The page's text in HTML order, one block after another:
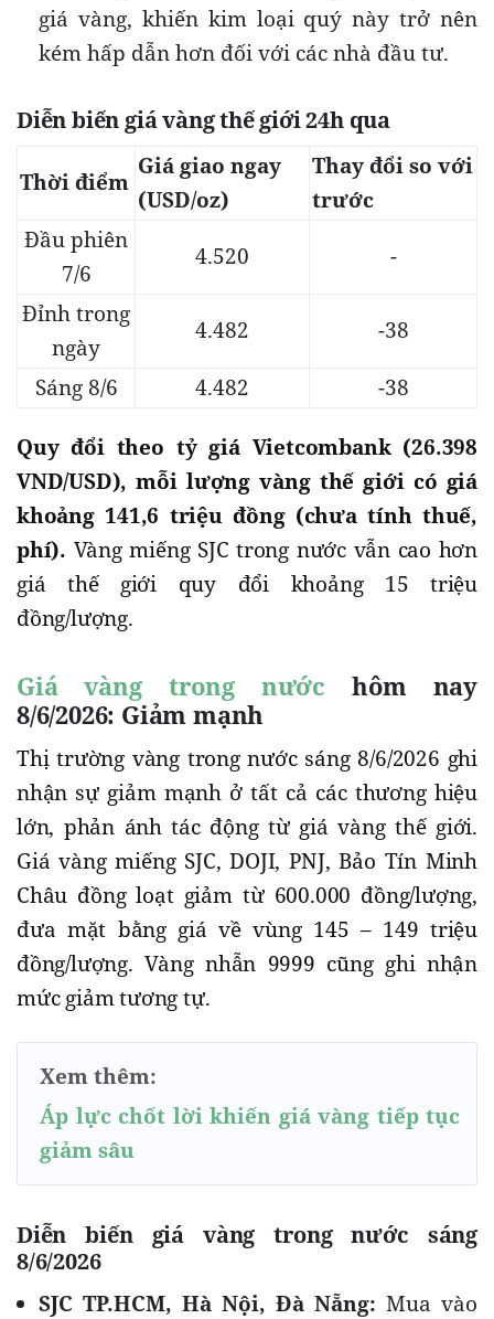
giá vàng, khiến kim loại quý này trở nên
kém hấp dẫn hơn đối với các nhà đầu tư.
Diễn biến giá vàng thế giới 24h qua
Thời điểm
Giá giao ngay
(USD/oz)
Thay đổi so với
trước
Đầu phiên
7/6
4.520
-
Đỉnh trong
ngày
4.482
-38
Sáng 8/6
4.482 -38
Quy đổi theo tỷ giá Vietcombank (26.398
VND/USD), mỗi lượng vàng thế giới có giá
khoảng 141,6 triệu đồng (chưa tính thuế,
phí). Vàng miếng SJC trong nước vẫn cao hơn
giá thế giới quy đổi khoảng 15 triệu
đồng/lượng.
Giá vàng trong nước hôm nay
8/6/2026: Giảm mạnh
Thị trường vàng trong nước sáng 8/6/2026 ghi
nhận sự giảm mạnh ở tất cả các thương hiệu
lớn, phản ánh tác động từ giá vàng thế giới.
Giá vàng miếng SJC, DOJI, PNJ, Bảo Tín Minh
Châu đồng loạt giảm từ 600.000 đồng/lượng,
đưa mặt bằng giá về vùng 145 – 149 triệu
đồng/lượng. Vàng nhẫn 9999 cũng ghi nhận
mức giảm tương tự.
Xem thêm:
Áp lực chốt lời khiến giá vàng tiếp tục
giảm sâu
Diễn biến giá vàng trong nước sáng
8/6/2026
SJC TP.HCM, Hà Nội, Đà Nẵng: Mua vào